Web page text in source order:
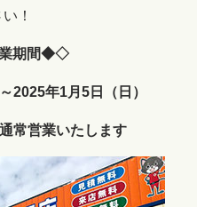
！
期間◆◇
2025年1月5日（日）
常営業いたします